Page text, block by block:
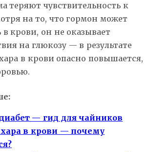
теряют чувствительность к
на то, что гормон может
в крови, он не оказывает
на глюкозу — в результате
в крови опасно повышается,
— гид для чайников
в крови — почему